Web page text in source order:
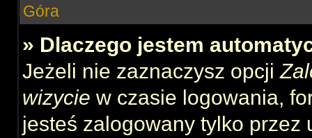
Góra
» Dlaczego jestem
Jeżeli nie zaznaczysz opcji
wizycie w czasie logowania,
jesteś zalogowany tylko